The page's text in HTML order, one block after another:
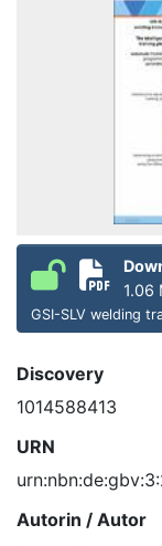
1.06
GSI-SLV welding
Discovery
1014588413
URN
Autorin / Autor